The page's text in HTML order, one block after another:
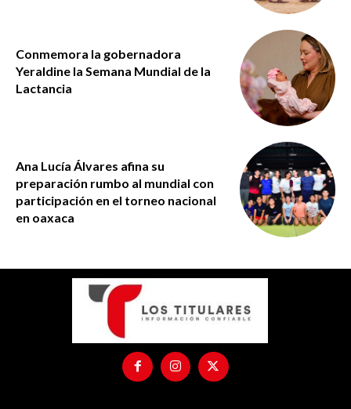
Conmemora la gobernadora
Yeraldine la Semana Mundial de la
Lactancia
Ana Lucía Álvares afina su
preparación rumbo al mundial con
participación en el torneo nacional
en oaxaca